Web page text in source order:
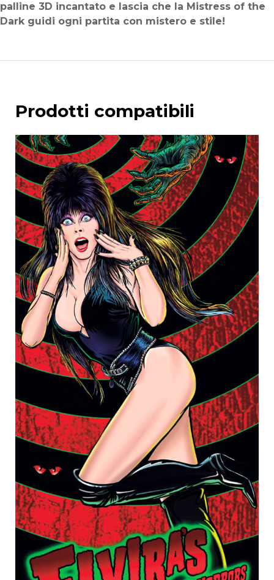
palline 3D incantato e lascia che la Mistress of the
Dark guidi ogni partita con mistero e stile!
Prodotti compatibili